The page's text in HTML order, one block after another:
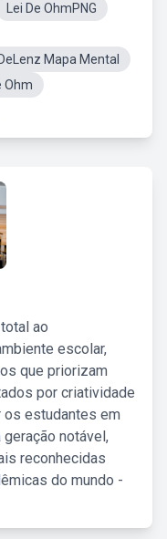
Lei De OhmPNG
DeLenz Mapa Mental
Ohm
ao
escolar,
que priorizam
por criatividade
os estudantes em
geração notável,
reconhecidas
do mundo -